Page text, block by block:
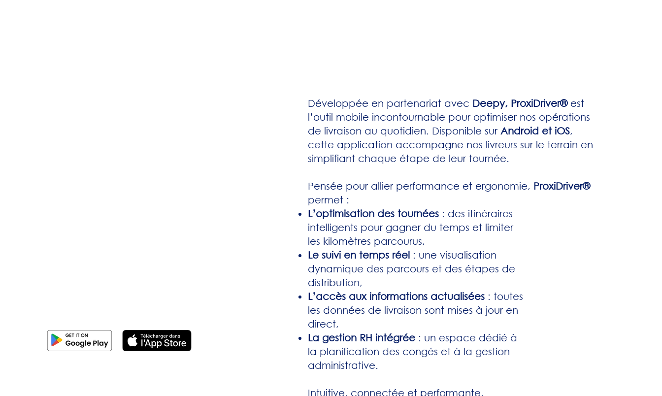
Développée en partenariat avec Deepy, ProxiDriver®est
l’outil mobile incontournable pour optimiser nos opérations
de livraison au quotidien. Disponible sur Android et iOS,
cette application accompagne nos livreurs sur le terrain en
simplifiant chaque étape de leur tournée.
Pensée pour allier performance et ergonomie, ProxiDriver®
permet :
L’optimisation des tournées: des itinéraires
intelligents pour gagner du temps et limiter
les kilomètres parcourus,
Le suivi en temps réel : une visualisation
dynamique des parcours et des étapes de
distribution,
L’accès aux informations actualisées: toutes
les données de livraison sont mises à jour en
direct,
La gestion RH intégrée: un espace dédié à
la planification des congés et à la gestion
administrative.
Intuitive, connectée et performante,